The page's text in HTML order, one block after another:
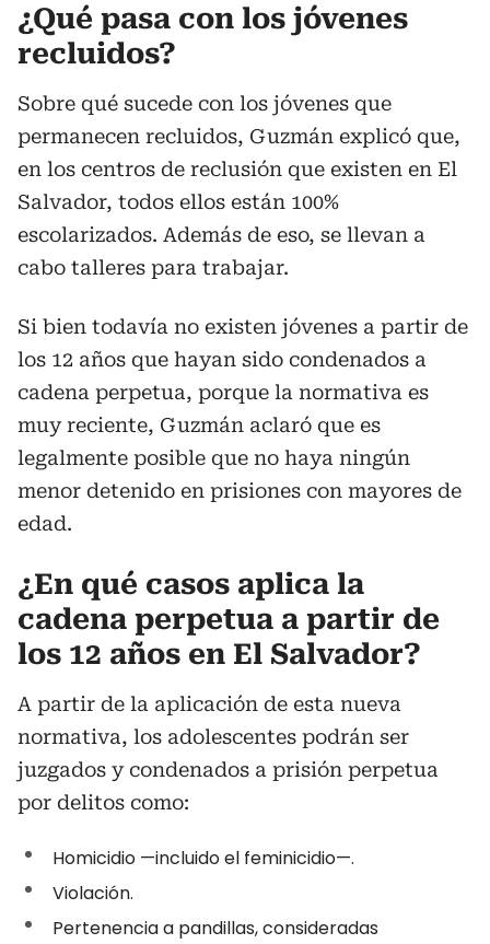
¿Qué pasa con los jóvenes
recluidos?
Sobre qué sucede con los jóvenes que
permanecen recluidos, Guzmán explicó que,
en los centros de reclusión que existen en El
Salvador, todos ellos están 100%
escolarizados. Además de eso, se llevan a
cabo talleres para trabajar.
Si bien todavía no existen jóvenes a partir de
los 12 años que hayan sido condenados a
cadena perpetua, porque la normativa es
muy reciente, Guzmán aclaró que es
legalmente posible que no haya ningún
menor detenido en prisiones con mayores de
edad.
¿En qué casos aplica la
cadena perpetua a partir de
los 12 años en El Salvador?
A partir de la aplicación de esta nueva
normativa, los adolescentes podrán ser
juzgados y condenados a prisión perpetua
por delitos como:
Homicidio —incluido el feminicidio—.
Violación.
Pertenencia a pandillas, consideradas